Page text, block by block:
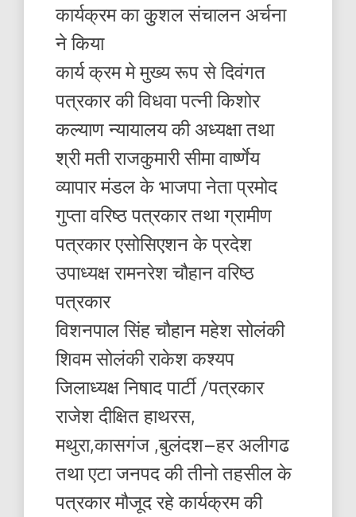
कार्यक्रम का कुुशल संचालन अर्चना
ने किया
कार्य क्रम मे मुख्य रूप से दिवंगत
पत्रकार की विधवा पत्नी किशोर
कल्याण न्यायालय की अध्यक्षा तथा
श्री मती राजकुमारी सीमा वार्ष्णेय
व्यापार मंडल के भाजपा नेता प्रमोद
गुप्ता वरिष्ठ पत्रकार तथा ग्रामीण
पत्रकार एसोसिएशन के प्रदेश
उपाध्यक्ष रामनरेश चौहान वरिष्ठ
पत्रकार
विशनपाल सिंह चौहान महेश सोलंकी
शिवम सोलंकी राकेश कश्यप
जिलाध्यक्ष निषाद पार्टी /पत्रकार
राजेश दीक्षित हाथरस,
मथुरा,कासगंज ,बुलंदश–हर अलीगढ
तथा एटा जनपद की तीनो तहसील के
पत्रकार मौजूद रहे कार्यक्रम की